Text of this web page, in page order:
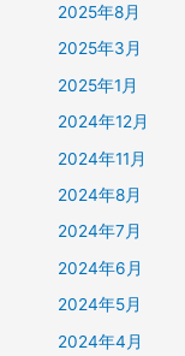
2025年8月
2025年3月
2025年1月
2024年12月
2024年11月
2024年8月
2024年7月
2024年6月
2024年5月
2024年4月